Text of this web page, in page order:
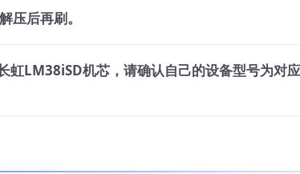
压后再刷。
虹LM38iSD机芯，请确认自己的设备型号为对